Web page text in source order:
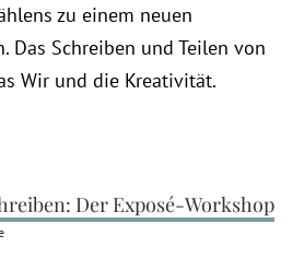
zu einem neuen
Das Schreiben und Teilen von
Wir und die Kreativität.
Der Exposé-Workshop